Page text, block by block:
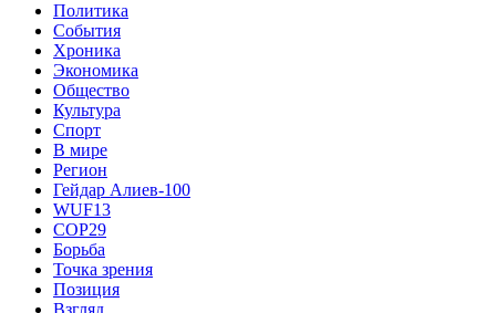
Политика
События
Хроника
Экономика
Общество
Культура
Спорт
В мире
Регион
Гейдар Алиев-100
WUF13
COP29
Борьба
Точка зрения
Позиция
Взгляд